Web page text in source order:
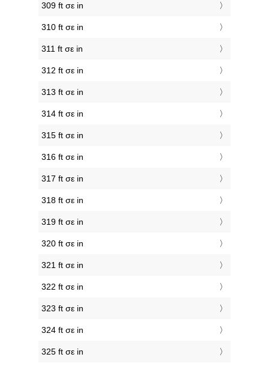
309 ft σε in
310 ft σε in
311 ft σε in
312 ft σε in
313 ft σε in
314 ft σε in
315 ft σε in
316 ft σε in
317 ft σε in
318 ft σε in
319 ft σε in
320 ft σε in
321 ft σε in
322 ft σε in
323 ft σε in
324 ft σε in
325 ft σε in